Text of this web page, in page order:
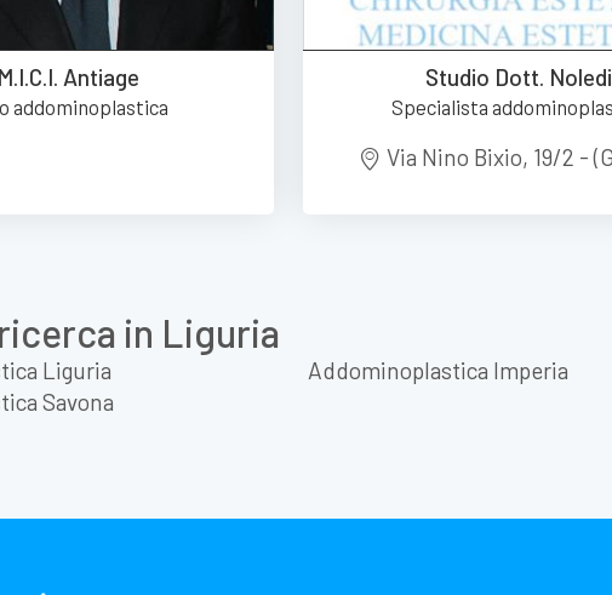
Antiage
addominoplastica
Studio Dott. Noledi
Specialista
Via Nino Bixio, 19/2 -
in Liguria
Liguria Addominoplastica Imperia
Savona